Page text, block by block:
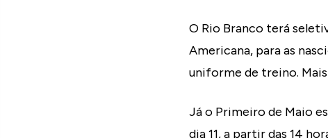
O Rio Branco terá
Americana, para as
uniforme de treino.
Já o Primeiro de Maio
dia 11, a partir das 14